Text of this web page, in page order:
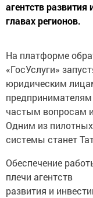
агентств
главах регионов.
На платформе
«ГосУслуги»
юридическим
частым вопросам
Одним из
системы станет
Обеспечение
плечи агентств
развития и